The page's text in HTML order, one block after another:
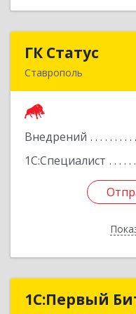
ГК Статус
Ставрополь
Внедрений
1С:Специалист
1С:Первый
1С:Первый